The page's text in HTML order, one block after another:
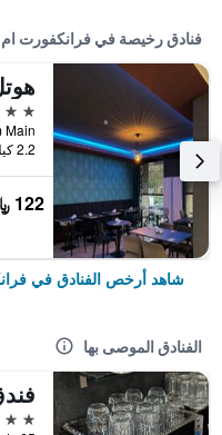
فنادق رخيصة في فرانكفورت ام
3 نجوم
2.2 كيلومتر عن وسط المدينة
122 ﷼
شاهد أرخص الفنادق في
الفنادق الموصى بها
3 نجوم